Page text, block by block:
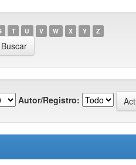
T U V W X Y Z
Autor/Registro: